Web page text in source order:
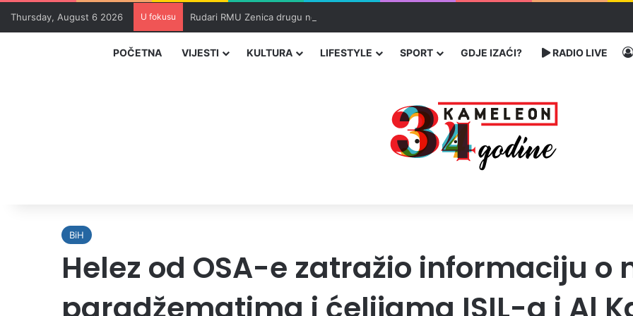
Thursday, August 6 2026 U fokusu Rudari RMU Zenica drugu noć proveli u jami u znak protesta
POČETNA VIJESTI KULTURA LIFESTYLE SPORT GDJE IZAĆI? RADIO LIVE
BiH
Helez od OSA-e zatražio informaciju o
paradžematima i ćelijama ISIL-a i Al